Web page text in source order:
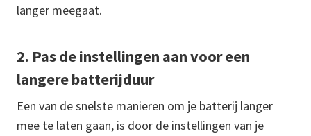
langer meegaat.
2. Pas de instellingen aan voor een
langere batterijduur
Een van de snelste manieren om je batterij langer
mee te laten gaan, is door de instellingen van je